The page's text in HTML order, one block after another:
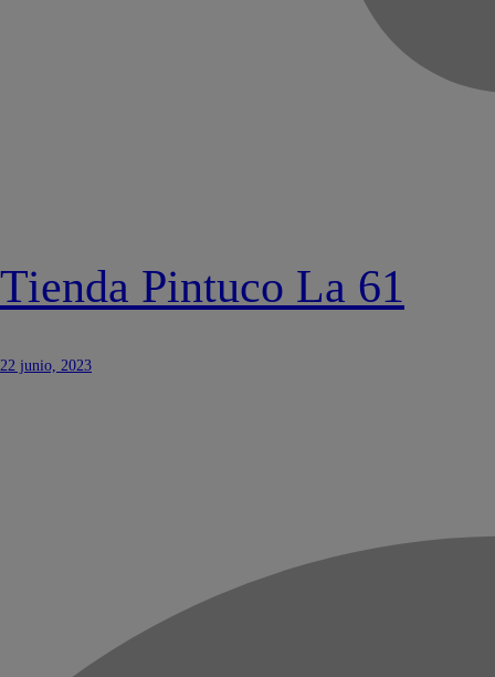
Tienda Pintuco La 61
22 junio, 2023